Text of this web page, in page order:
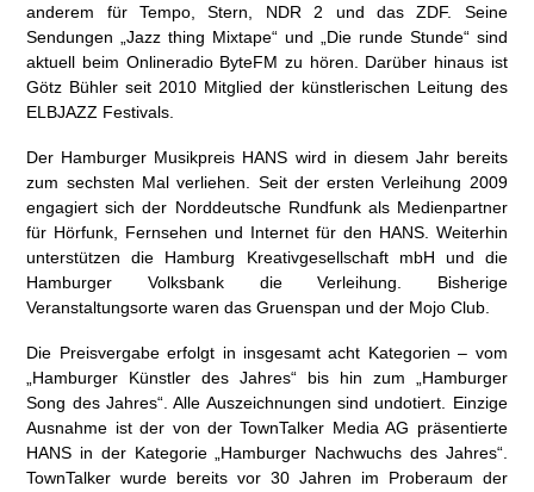
anderem für Tempo, Stern, NDR 2 und das ZDF. Seine
Sendungen „Jazz thing Mixtape“ und „Die runde Stunde“ sind
aktuell beim Onlineradio ByteFM zu hören. Darüber hinaus ist
Götz Bühler seit 2010 Mitglied der künstlerischen Leitung des
ELBJAZZ Festivals.
Der Hamburger Musikpreis HANS wird in diesem Jahr bereits
zum sechsten Mal verliehen. Seit der ersten Verleihung 2009
engagiert sich der Norddeutsche Rundfunk als Medienpartner
für Hörfunk, Fernsehen und Internet für den HANS. Weiterhin
unterstützen die Hamburg Kreativgesellschaft mbH und die
Hamburger Volksbank die Verleihung. Bisherige
Veranstaltungsorte waren das Gruenspan und der Mojo Club.
Die Preisvergabe erfolgt in insgesamt acht Kategorien – vom
„Hamburger Künstler des Jahres“ bis hin zum „Hamburger
Song des Jahres“. Alle Auszeichnungen sind undotiert. Einzige
Ausnahme ist der von der TownTalker Media AG präsentierte
HANS in der Kategorie „Hamburger Nachwuchs des Jahres“.
TownTalker wurde bereits vor 30 Jahren im Proberaum der